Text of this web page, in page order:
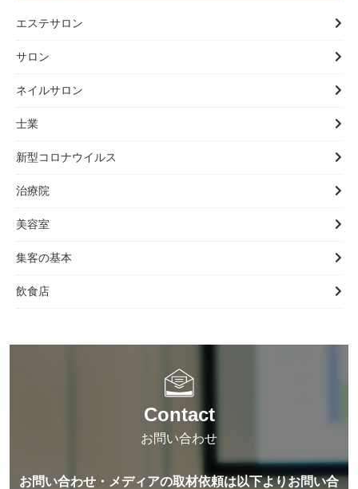
エステサロン
サロン
ネイルサロン
士業
新型コロナウイルス
治療院
美容室
集客の基本
飲食店
Contact
お問い合わせ
お問い合わせ・メディアの取材依頼は以下よりお問い合